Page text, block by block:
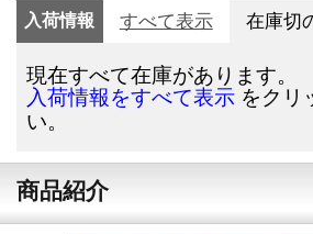
入荷情報 すべて表示 在庫切
現在すべて在庫があります。
入荷情報をすべて表示 をクリ
い。
商品紹介